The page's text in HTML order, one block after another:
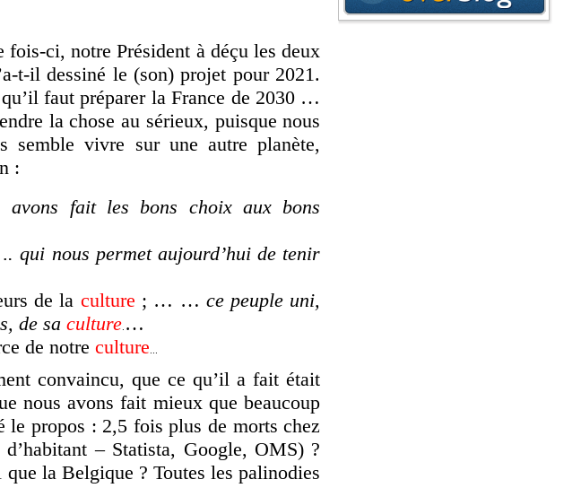
fois-ci, notre Président à déçu les deux
t-il dessiné le (son) projet pour 2021.
faut préparer la France de 2030 …
la chose au sérieux, puisque nous
semble vivre sur une autre planète,
:
avons fait les bons choix aux bons
qui nous permet aujourd’hui de tenir
de la culture ; … … ce peuple uni,
de saculture …
de notreculture
convaincu, que ce qu’il a fait était
nous avons fait mieux que beaucoup
le propos : 2,5 fois plus de morts chez
– Statista, Google, OMS) ?
la Belgique ? Toutes les palinodies